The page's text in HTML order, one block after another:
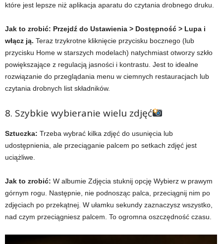
które jest lepsze niż aplikacja aparatu do czytania drobnego druku.
Jak to zrobić: Przejdź do Ustawienia > Dostępność > Lupa i
włącz ją. Teraz trzykrotne kliknięcie przycisku bocznego (lub
przycisku Home w starszych modelach) natychmiast otworzy szkło
powiększające z regulacją jasności i kontrastu. Jest to idealne
rozwiązanie do przeglądania menu w ciemnych restauracjach lub
czytania drobnych list składników.
8. Szybkie wybieranie wielu zdjęć
Sztuczka: Trzeba wybrać kilka zdjęć do usunięcia lub
udostępnienia, ale przeciąganie palcem po setkach zdjęć jest
uciążliwe.
Jak to zrobić: W albumie Zdjęcia stuknij opcję Wybierz w prawym
górnym rogu. Następnie, nie podnosząc palca, przeciągnij nim po
zdjęciach po przekątnej. W ułamku sekundy zaznaczysz wszystko,
nad czym przeciągniesz palcem. To ogromna oszczędność czasu.